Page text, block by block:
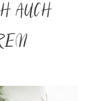
AUCH